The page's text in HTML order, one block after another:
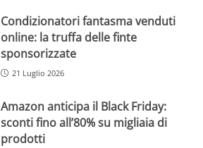
Condizionatori fantasma venduti
online: la truffa delle finte
sponsorizzate
21 Luglio 2026
Amazon anticipa il Black Friday:
sconti fino all’80% su migliaia di
prodotti